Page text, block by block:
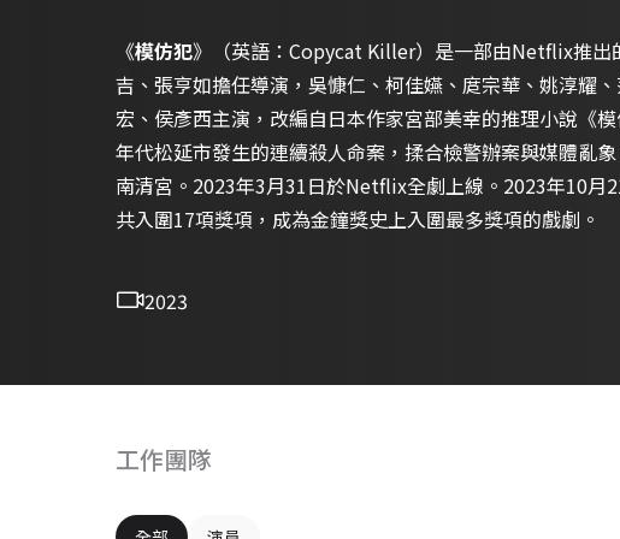
《模仿犯》（英語：Copycat Killer）是一部由Netflix推出
吉、張亨如擔任導演，吳慷仁、柯佳嬿、庹宗華、姚淳耀
宏、侯彥西主演，改編自日本作家宮部美幸的推理小說《
年代松延市發生的連續殺人命案，揉合檢警辦案與媒體亂
南清宮。2023年3月31日於Netflix全劇上線。2023年10月
共入圍17項獎項，成為金鐘獎史上入圍最多獎項的戲劇。
2023
工作團隊